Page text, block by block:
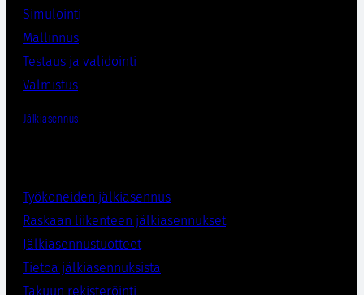
Simulointi
Mallinnus
Testaus ja validointi
Valmistus
Jälkiasennus
Työkoneiden jälkiasennus
Raskaan liikenteen jälkiasennukset
Jälkiasennustuotteet
Tietoa jälkiasennuksista
Takuun rekisteröinti